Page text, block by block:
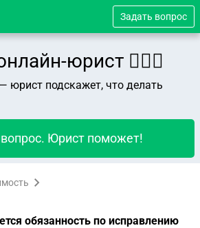
Задать вопрос
юрист 👨🏻‍⚖️
юрист подскажет, что делать
Юрист поможет!
обязанность по исправлению